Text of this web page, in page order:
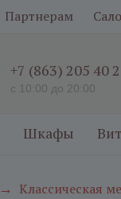
Партнерам
+7 (863) 205 40
с 10:00 до 20:00
Шкафы
→ Классическая